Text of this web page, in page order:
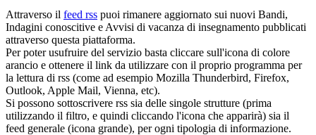
Attraverso il feed rss puoi rimanere aggiornato sui nuovi Bandi,
Indagini conoscitive e Avvisi di vacanza di insegnamento pubblicati
attraverso questa piattaforma.
Per poter usufruire del servizio basta cliccare sull'icona di colore
arancio e ottenere il link da utilizzare con il proprio programma per
la lettura di rss (come ad esempio Mozilla Thunderbird, Firefox,
Outlook, Apple Mail, Vienna, etc).
Si possono sottoscrivere rss sia delle singole strutture (prima
utilizzando il filtro, e quindi cliccando l'icona che apparirà) sia il
feed generale (icona grande), per ogni tipologia di informazione.